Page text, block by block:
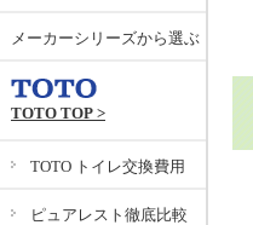
メーカーシリーズから選ぶ
TOTO TOP >
TOTO トイレ交換費用
ピュアレスト徹底比較